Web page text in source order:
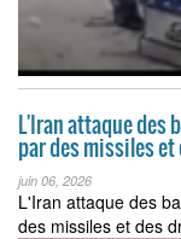
L'Iran attaque des
par des missiles
juin 06, 2026
L'Iran attaque des
des missiles et des